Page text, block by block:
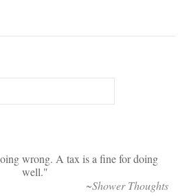
wrong. A tax is a fine for doing
well.
~Shower Thoughts